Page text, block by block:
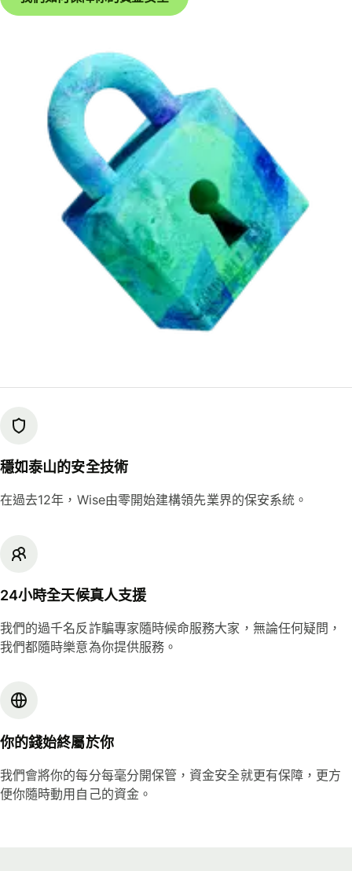
穩如泰山的安全技術
在過去12年，Wise由零開始建構領先業界的保安系統。
24小時全天候真人支援
我們的過千名反詐騙專家隨時候命服務大家，無論任何疑問，
我們都隨時樂意為你提供服務。
你的錢始終屬於你
我們會將你的每分每毫分開保管，資金安全就更有保障，更方
便你隨時動用自己的資金。